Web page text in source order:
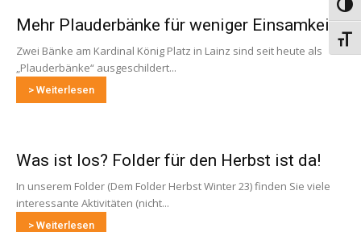
Mehr Plauderbänke für weniger Einsamkeit
Zwei Bänke am Kardinal König Platz in Lainz sind seit heute als
„Plauderbänke“ ausgeschildert...
> Weiterlesen
Was ist los? Folder für den Herbst ist da!
In unserem Folder (Dem Folder Herbst Winter 23) finden Sie viele
interessante Aktivitäten (nicht...
> Weiterlesen